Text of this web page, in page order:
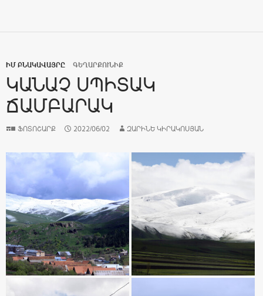
ԻՄ ԲՆԱԿԱՎԱՅՐԸ ԳԵՂԱՐՔՈՒՆԻՔ
ԿԱՆԱՉ ՍՊԻՏԱԿ
ՃԱՄԲԱՐԱԿ
ՖՈՏՈՇԱՐՔ 2022/06/02 ԶԱՐԻՆԵ ԿԻՐԱԿՈՍՅԱՆ